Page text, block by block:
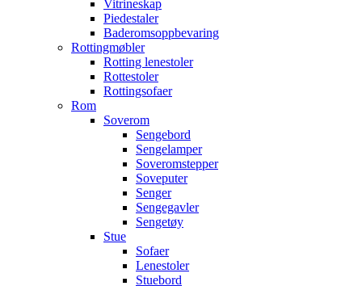
Vitrineskap
Piedestaler
Baderomsoppbevaring
Rottingmøbler
Rotting lenestoler
Rottestoler
Rottingsofaer
Rom
Soverom
Sengebord
Sengelamper
Soveromstepper
Soveputer
Senger
Sengegavler
Sengetøy
Stue
Sofaer
Lenestoler
Stuebord